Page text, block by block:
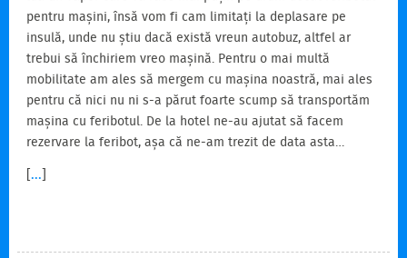
pentru mașini, însă vom fi cam limitați la deplasare pe
insulă, unde nu știu dacă există vreun autobuz, altfel ar
trebui să închiriem vreo mașină. Pentru o mai multă
mobilitate am ales să mergem cu mașina noastră, mai ales
pentru că nici nu ni s-a părut foarte scump să transportăm
mașina cu feribotul. De la hotel ne-au ajutat să facem
rezervare la feribot, așa că ne-am trezit de data asta…
[...]